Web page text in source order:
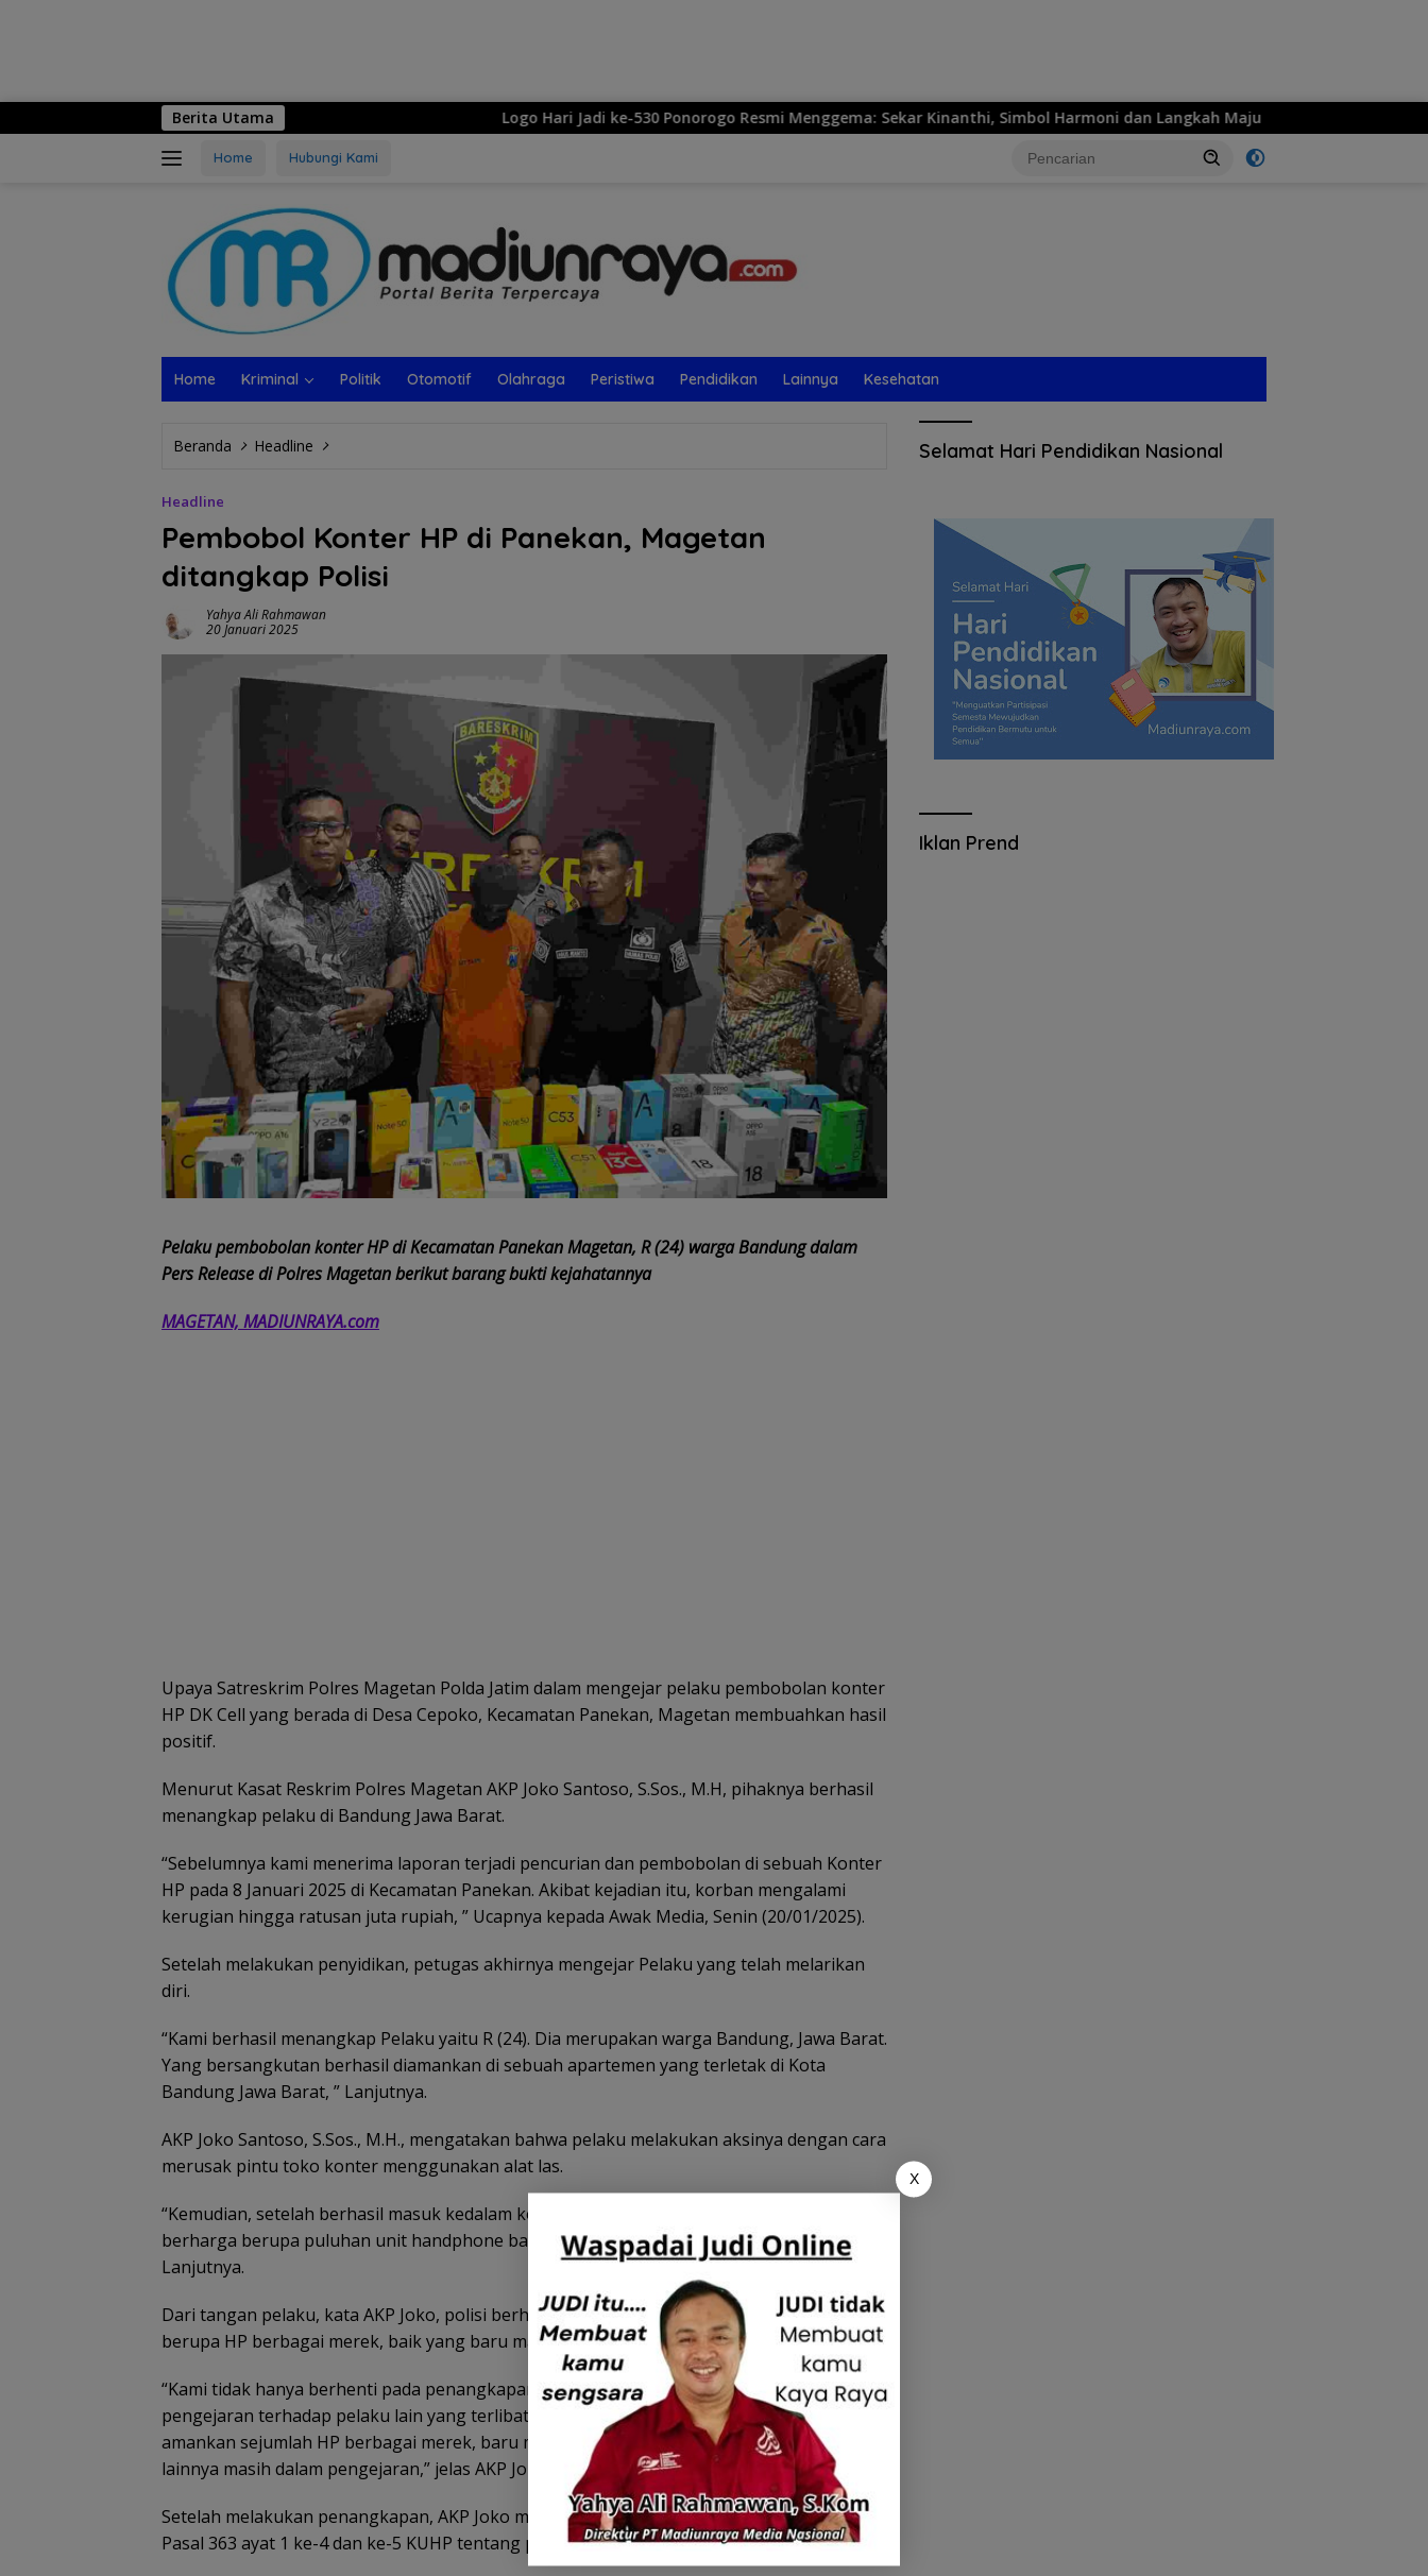
Berita Utama Logo Hari Jadi ke-530 Ponorogo Resmi Menggema: Sekar Kinanthi, Simbol Harmoni dan Langkah Maju MPM Honda Jatim Siap Hadirkan
Home Hubungi Kami
Home Kriminal Politik Otomotif Olahraga Peristiwa Pendidikan Lainnya Kesehatan
Beranda Headline
Headline
Pembobol Konter HP di Panekan, Magetan
ditangkap Polisi
Yahya Ali Rahmawan
20 Januari 2025
Pelaku pembobolan konter HP di Kecamatan Panekan Magetan, R (24) warga Bandung dalam
Pers Release di Polres Magetan berikut barang bukti kejahatannya
MAGETAN, MADIUNRAYA.com
Upaya Satreskrim Polres Magetan Polda Jatim dalam mengejar pelaku pembobolan konter
HP DK Cell yang berada di Desa Cepoko, Kecamatan Panekan, Magetan membuahkan hasil
positif.
Menurut Kasat Reskrim Polres Magetan AKP Joko Santoso, S.Sos., M.H, pihaknya berhasil
menangkap pelaku di Bandung Jawa Barat.
“Sebelumnya kami menerima laporan terjadi pencurian dan pembobolan di sebuah Konter
HP pada 8 Januari 2025 di Kecamatan Panekan. Akibat kejadian itu, korban mengalami
kerugian hingga ratusan juta rupiah, ” Ucapnya kepada Awak Media, Senin (20/01/2025).
Setelah melakukan penyidikan, petugas akhirnya mengejar Pelaku yang telah melarikan
diri.
“Kami berhasil menangkap Pelaku yaitu R (24). Dia merupakan warga Bandung, Jawa Barat.
Yang bersangkutan berhasil diamankan di sebuah apartemen yang terletak di Kota
Bandung Jawa Barat, ” Lanjutnya.
AKP Joko Santoso, S.Sos., M.H., mengatakan bahwa pelaku melakukan aksinya dengan cara
merusak pintu toko konter menggunakan alat las.
“Kemudian, setelah berhasil masuk kedalam konter, pelaku mengambil berbagai barang
berharga berupa puluhan unit handphone baru, handphone servisan, serta uang tunai, ”
Lanjutnya.
Dari tangan pelaku, kata AKP Joko, polisi berhasil mengamankan sejumlah barang bukti
berupa HP berbagai merek, baik yang baru maupun bekas.
“Kami tidak hanya berhenti pada penangkapan R, namun kepolisian terus melakukan
pengejaran terhadap pelaku lain yang terlibat dalam kasus ini. Dari tangan tersangka, kita
amankan sejumlah HP berbagai merek, baru maupun HP servisan. Kemudian untuk pelaku
lainnya masih dalam pengejaran,” jelas AKP Joko.
Setelah melakukan penangkapan, AKP Joko menjelaskan bahwa Pelaku dijerat dengan
Pasal 363 ayat 1 ke-4 dan ke-5 KUHP tentang pencurian dengan pemberatan.
Selamat Hari Pendidikan Nasional
Iklan Prend
X